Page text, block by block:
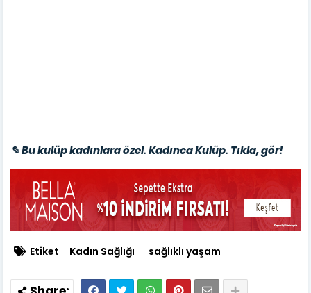
✎ Bu kulüp kadınlara özel. Kadınca Kulüp. Tıkla, gör!
Etiket Kadın Sağlığı sağlıklı yaşam